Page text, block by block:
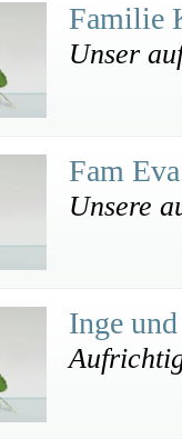
Familie
Unser
Fam
Unsere
Inge